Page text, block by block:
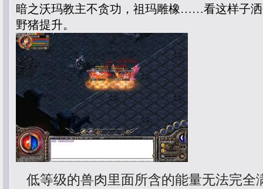
暗之沃玛教主不贪功，祖玛雕橡……看这样子
野猪提升。
低等级的兽肉里面所含的能量无法完全